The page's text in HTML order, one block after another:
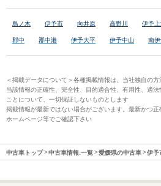
鳥ノ木 伊予市 向井原 高野川 伊予
郡中 郡中港 伊予大平 伊予中山 南
＜掲載データについて＞各種掲載情報は、当社独自の
当該情報の正確性、完全性、目的適合性、有用性、適
ことについて、一切保証しないものとします
掲載情報が最新ではない場合がございます。最新かつ
ホームページ等でご確認下さい
中古車トップ 中古車情報:一覧 愛媛県の中古車 伊予